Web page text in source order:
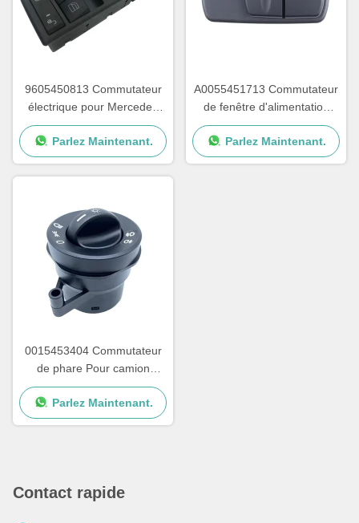
9605450813 Commutateur
électrique pour Mercedes
Benz Actros MP4 OEM
A9605450813
Parlez Maintenant.
A0055451713 Commutateur
de fenêtre d'alimentation
Pour le camion Mercedes
Benz OEM A0035450113
A0025450113
Parlez Maintenant.
0015453404 Commutateur
de phare Pour camion
Mercedes Benz
Parlez Maintenant.
Contact rapide